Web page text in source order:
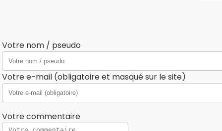
Votre nom / pseudo
Votre e-mail (obligatoire et masqué sur le site)
Votre commentaire